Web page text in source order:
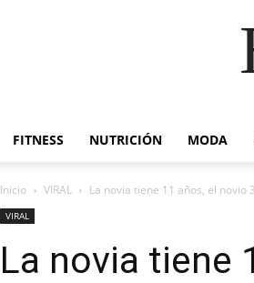
FITNESS NUTRICIÓN MODA
Inicio VIRAL La novia tiene 11 años, el
VIRAL
La novia tiene